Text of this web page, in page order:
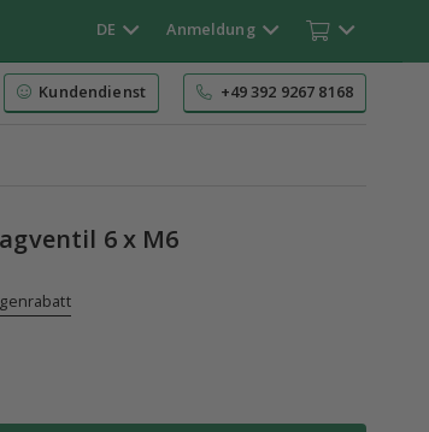
DE Anmeldung
Kundendienst +49 392 9267 8168
6 x M6